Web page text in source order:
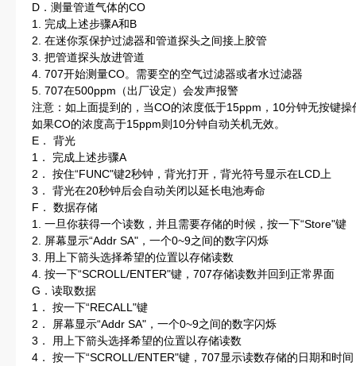
D．测量管道气体的CO
1. 完成上述步骤A和B
2. 在迷你泵保护过滤器和管道探头之间接上胶管
3. 把管道探头放进管道
4. 707开始测量CO。需要空的空气过滤器或者水过滤器
5. 707在500ppm（出厂设定）会发声报警
注意：如上面提到的，当CO的浓度低于15ppm，10分钟无按键
如果CO的浓度高于15ppm则10分钟自动关机无效。
E． 背光
1． 完成上述步骤A
2． 按住“FUNC"键2秒钟，背光打开，背光符号显示在LCD上
3． 背光在20秒钟后会自动关闭以延长电池寿命
F． 数据存储
1. 一旦你获得一个读数，并且需要存储的时候，按一下“Store"键
2. 屏幕显示“Addr SA"，一个0~9之间的数字闪烁
3. 用上下箭头选择希望的位置以存储读数
4. 按一下“SCROLL/ENTER"键，707存储读数并回到正常界面
G．读取数据
1． 按一下“RECALL"键
2． 屏幕显示“Addr SA"，一个0~9之间的数字闪烁
3． 用上下箭头选择希望的位置以存储读数
4． 按一下“SCROLL/ENTER"键，707显示读数存储的日期和时间